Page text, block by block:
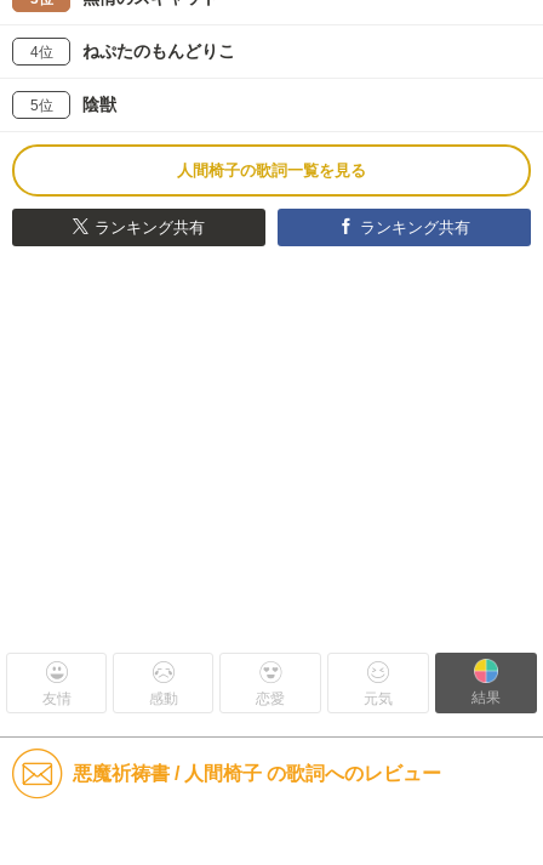
4位 ねぷたのもんどりこ
5位 陰獣
人間椅子の歌詞一覧を見る
ランキング共有 ランキング共有
友情 感動 恋愛 元気 結果
悪魔祈祷書 / 人間椅子 の歌詞へのレビュー